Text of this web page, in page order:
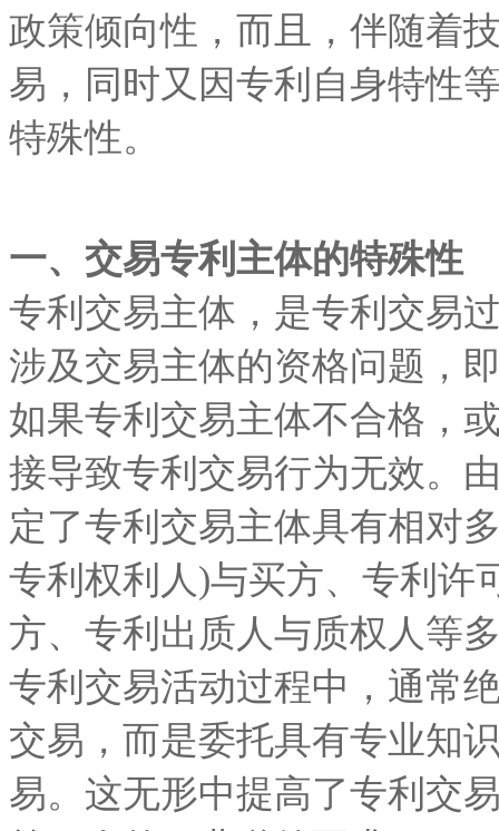
政策倾向性，而且，伴随着
易，同时又因专利自身特性
特殊性。
一、交易专利主体的特殊性
专利交易主体，是专利交易
涉及交易主体的资格问题，
如果专利交易主体不合格，
接导致专利交易行为无效。
定了专利交易主体具有相对
专利权利人)与买方、专利许
方、专利出质人与质权人等
专利交易活动过程中，通常
交易，而是委托具有专业知
易。这无形中提高了专利交